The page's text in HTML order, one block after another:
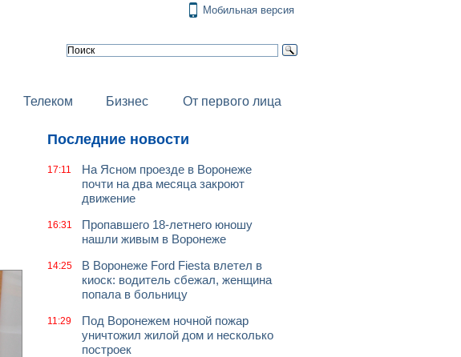
Мобильная версия
Телеком Бизнес От первого лица
Последние новости
17:11
На Ясном проезде в Воронеже
почти на два месяца закроют
движение
16:31
Пропавшего 18-летнего юношу
нашли живым в Воронеже
14:25
В Воронеже Ford Fiesta влетел в
киоск: водитель сбежал, женщина
попала в больницу
11:29
Под Воронежем ночной пожар
уничтожил жилой дом и несколько
построек